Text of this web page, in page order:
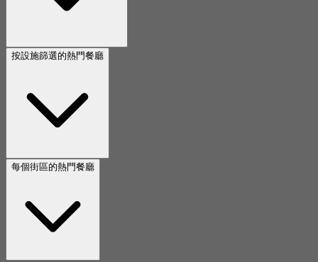
按設施篩選的熱門餐廳
每個街區的熱門餐廳